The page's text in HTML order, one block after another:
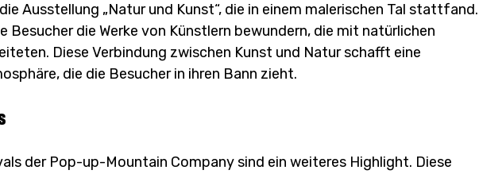
Ausstellung „Natur und Kunst“, die in einem malerischen Tal stattfand.
Besucher die Werke von Künstlern bewundern, die mit natürlichen
Diese Verbindung zwischen Kunst und Natur schafft eine
die die Besucher in ihren Bann zieht.
der Pop-up-Mountain Company sind ein weiteres Highlight. Diese